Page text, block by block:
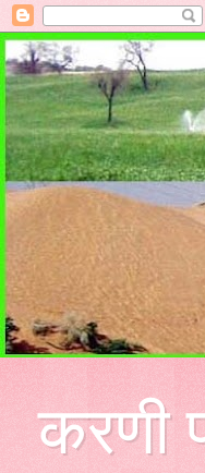
करणी